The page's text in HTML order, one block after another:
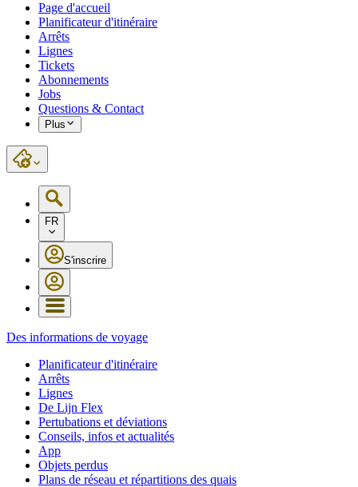
Page d'accueil
Planificateur d'itinéraire
Arrêts
Lignes
Tickets
Abonnements
Jobs
Questions & Contact
Plus
FR
S'inscrire
Des informations de voyage
Planificateur d'itinéraire
Arrêts
Lignes
De Lijn Flex
Pertubations et déviations
Conseils, infos et actualités
App
Objets perdus
Plans de réseau et répartitions des quais